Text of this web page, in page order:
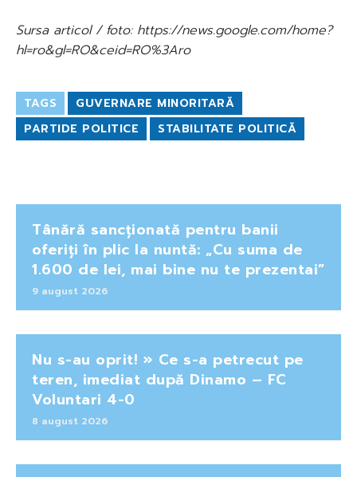
Sursa articol / foto: https://news.google.com/home?
hl=ro&gl=RO&ceid=RO%3Aro
TAGS
GUVERNARE MINORITARĂ
PARTIDE POLITICE
STABILITATE POLITICĂ
Tânără sancționată pentru banii
oferiți în plic la nuntă: „Cu suma de
1.600 de lei, mai bine nu te prezentai”
9 august 2026
Nu s-au oprit! » Ce s-a petrecut pe
teren, imediat după Dinamo – FC
Voluntari 4-0
8 august 2026